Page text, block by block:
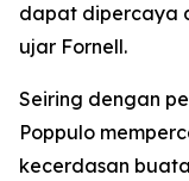
dapat dipercaya
ujar Fornell.
Seiring dengan
Poppulo
kecerdasan